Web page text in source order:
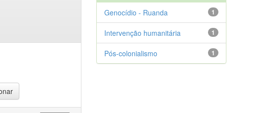
1
Genocídio - Ruanda
1
Intervenção humanitária
1
Pós-colonialismo